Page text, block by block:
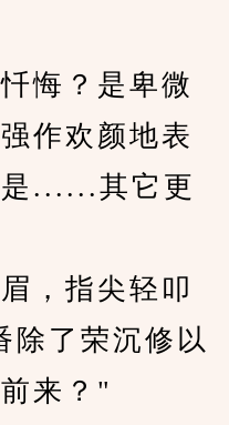
悔？是卑微
作欢颜地表
......其它更
，指尖轻叩
除了荣沉修以
来？"